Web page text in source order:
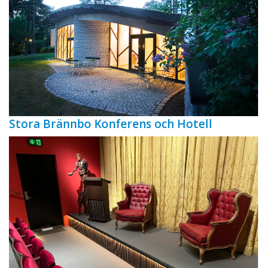
Stora Brännbo Konferens och Hotell